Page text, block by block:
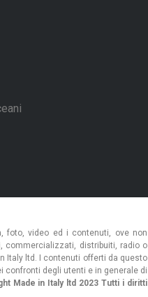
foto, video ed i contenuti, ove non
commercializzati, distribuiti, radio o
Italy ltd. I contenuti offerti da questo
confronti degli utenti e in generale di
Made in Italy ltd 2023 Tutti i diritti